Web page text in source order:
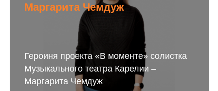
Маргарита Чемдуж
Героиня проекта «В моменте» солистка
Музыкального театра Карелии –
Маргарита Чемдуж